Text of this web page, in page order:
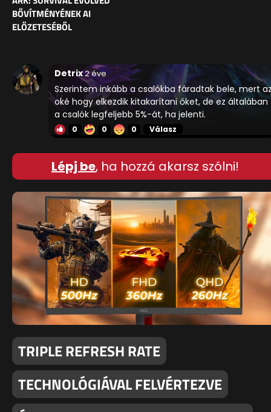
BŐVÍTMÉNYÉNEK AI
ELŐZETESÉBŐL
Detrix2 éve
Szerintem inkább a csalókba fáradtak bele, mert
oké hogy elkezdik kitakarítani őket, de ez általában
a csalók legfeljebb 5%-át, ha jelenti.
0 0 0 Válasz
Lépj be, ha hozzá akarsz szólni!
TRIPLE REFRESH RATE
TECHNOLÓGIÁVAL FELVÉRTEZVE